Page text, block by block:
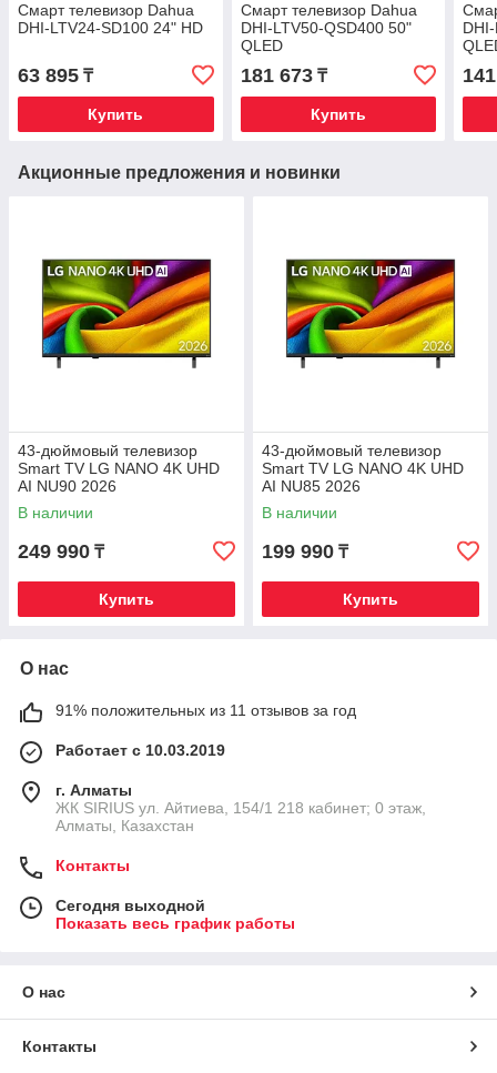
Смарт телевизор Dahua
DHI-LTV24-SD100 24" HD
63 895 ₸
Купить
Смарт телевизор Dahua
DHI-LTV50-QSD400 50"
QLED
181 673₸
Купить
Акционные предложения и новинки
43-дюймовый телевизор
Smart TV LG NANO 4K UHD
AI NU90 2026
В наличии
249 990 ₸
Купить
43-дюймовый телевизор
Smart TV LG NANO 4K UHD
AI NU85 2026
В наличии
199 990 ₸
Купить
О нас
91% положительных из 11 отзывов за год
Работает с 10.03.2019
г. Алматы
​ЖК SIRIUS​ ул. Айтиева, 154/1​ 218 кабинет; 0 этаж,
Алматы, Казахстан
Контакты
Сегодня выходной
Показать весь график работы
О нас
Контакты